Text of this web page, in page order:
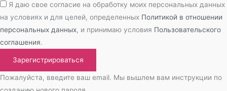
Я даю свое согласие на обработку моих персональных данных
на условиях и для целей, определенных Политикой в отношении
персональных данных, и принимаю условия Пользовательского
соглашения.
Зарегистрироваться
Пожалуйста, введите ваш email. Мы вышлем вам инструкции по